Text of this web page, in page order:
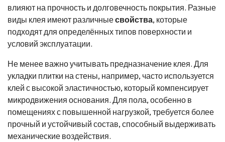
влияют на прочность и долговечность покрытия. Разные
виды клея имеют различныесвойства, которые
подходят для определённых типов поверхности и
условий эксплуатации.
Не менее важно учитывать предназначение клея. Для
укладки плитки на стены, например, часто используется
клей с высокой эластичностью, который компенсирует
микродвижения основания. Для пола, особенно в
помещениях с повышенной нагрузкой, требуется более
прочный и устойчивый состав, способный выдерживать
механические воздействия.